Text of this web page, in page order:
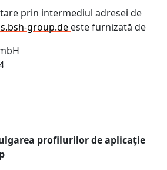
prin intermediul adresei de
group.de este furnizată de
profilurilor de aplicație